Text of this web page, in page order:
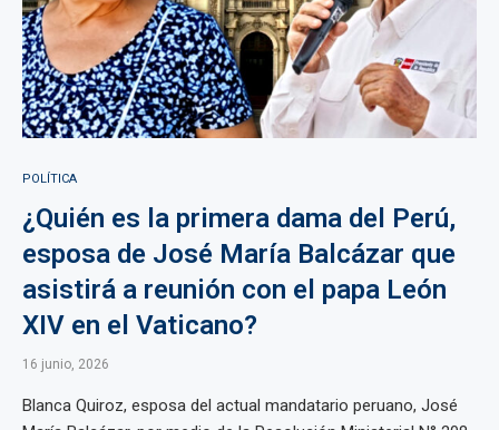
POLÍTICA
¿Quién es la primera dama del Perú,
esposa de José María Balcázar que
asistirá a reunión con el papa León
XIV en el Vaticano?
16 junio, 2026
Blanca Quiroz, esposa del actual mandatario peruano, José